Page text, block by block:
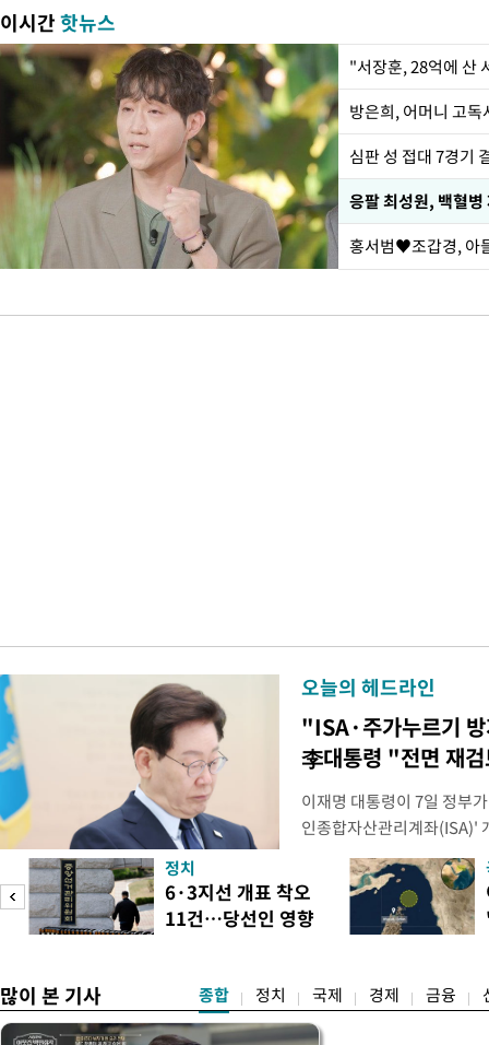
이시간핫뉴스
"서장훈, 28억에 산
방은희, 어머니 고
심판 성 접대 7경기
응팔 최성원, 백혈
홍서범♥조갑경, 아
오늘의 헤드라인
"ISA·주가누르기
李대통령 "전면 재
이재명 대통령이 7일 정부
인종합자산관리계좌(ISA)'
안'을 전면 재검토 할 것을
들과의 상황 점검 회의에서
지법안을 둘러싼 투자자들
았다. 이 자리에서 이 대통
정치
6·3지선 개표 착오
11건…당선인 영향
많이 본 기사 종합 정치 국제 경제 금융